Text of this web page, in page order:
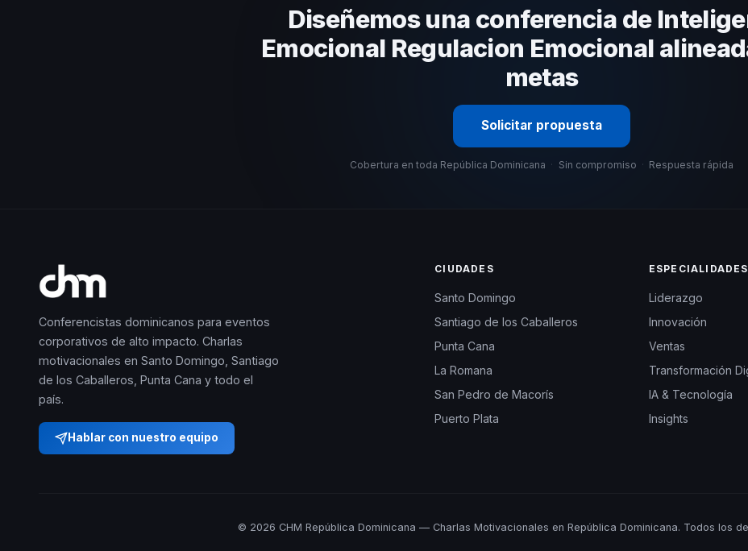
Diseñemos una conferencia de
Emocional Regulacion Emocional
metas
Solicitar propuesta
Cobertura en toda República Dominicana · Sin compromiso · Respuesta rápida
Conferencistas dominicanos para eventos
corporativos de alto impacto. Charlas
motivacionales en Santo Domingo, Santiago
de los Caballeros, Punta Cana y todo el
país.
Hablar con nuestro equipo
CIUDADES
Santo Domingo
Santiago de los Caballeros
Punta Cana
La Romana
San Pedro de Macorís
Puerto Plata
ESPECIALIDADES
Liderazgo
Innovación
Ventas
Transformación
IA & Tecnología
Insights
© 2026 CHM República Dominicana — Charlas Motivacionales en República Dominicana. Todos los